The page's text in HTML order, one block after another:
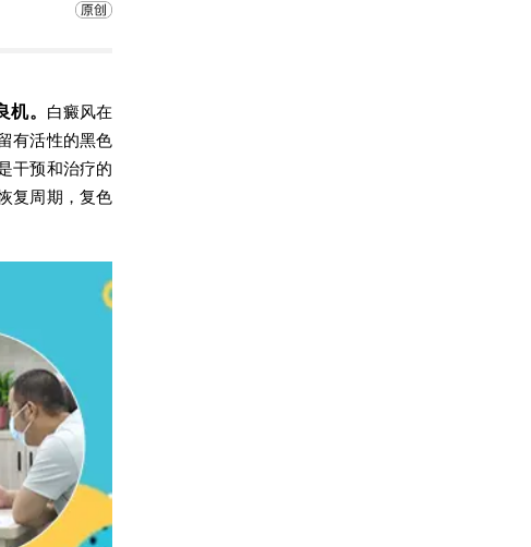
。 白癜风在
有活性的黑色
干预和治疗的
复周期，复色